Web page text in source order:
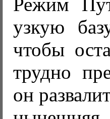
Режим
узкую
чтобы
трудно
он